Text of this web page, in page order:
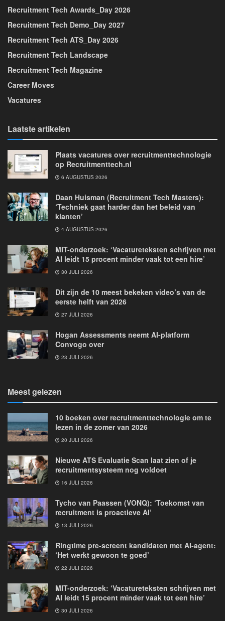
Recruitment Tech Awards_Day 2026
Recruitment Tech Demo_Day 2027
Recruitment Tech ATS_Day 2026
Recruitment Tech Landscape
Recruitment Tech Magazine
Career Moves
Vacatures
Laatste artikelen
Plaats vacatures over recruitmenttechnologie
op Recruitmenttech.nl
6 AUGUSTUS 2026
Daan Huisman (Recruitment Tech Masters):
‘Techniek gaat harder dan het beleid van
klanten’
4 AUGUSTUS 2026
MIT-onderzoek: ‘Vacatureteksten schrijven met
AI leidt 15 procent minder vaak tot een hire’
30 JULI 2026
Dit zijn de 10 meest bekeken video’s van de
eerste helft van 2026
27 JULI 2026
Hogan Assessments neemt AI-platform
Convogo over
23 JULI 2026
Meest gelezen
10 boeken over recruitmenttechnologie om te
lezen in de zomer van 2026
20 JULI 2026
Nieuwe ATS Evaluatie Scan laat zien of je
recruitmentsysteem nog voldoet
16 JULI 2026
Tycho van Paassen (VONQ): ‘Toekomst van
recruitment is proactieve AI’
13 JULI 2026
Ringtime pre-screent kandidaten met AI-agent:
‘Het werkt gewoon te goed’
22 JULI 2026
MIT-onderzoek: ‘Vacatureteksten schrijven met
AI leidt 15 procent minder vaak tot een hire’
30 JULI 2026